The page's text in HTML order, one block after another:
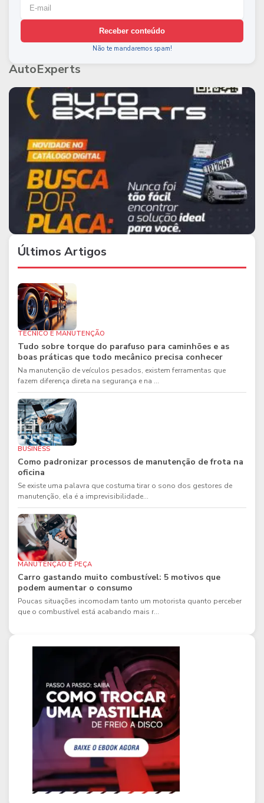
Receber conteúdo
Não te mandaremos spam!
AutoExperts
Últimos Artigos
TÉCNICO E MANUTENÇÃO
Tudo sobre torque do parafuso para caminhões e as
boas práticas que todo mecânico precisa conhecer
Na manutenção de veículos pesados, existem ferramentas que
fazem diferença direta na segurança e na ...
BUSINESS
Como padronizar processos de manutenção de frota na
oficina
Se existe uma palavra que costuma tirar o sono dos gestores de
manutenção, ela é a imprevisibilidade...
MANUTENÇÃO E PEÇA
Carro gastando muito combustível: 5 motivos que
podem aumentar o consumo
Poucas situações incomodam tanto um motorista quanto perceber
que o combustível está acabando mais r...